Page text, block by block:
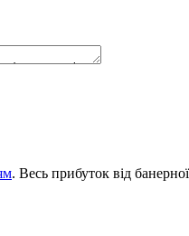
. Весь прибуток від